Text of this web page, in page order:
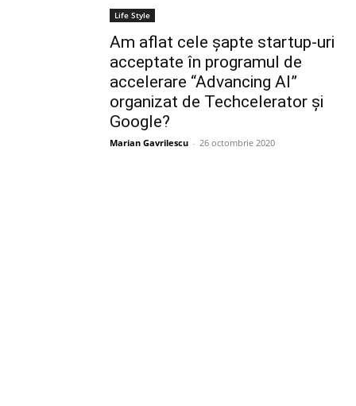
Life Style
Am aflat cele șapte startup-uri
acceptate în programul de
accelerare “Advancing AI”
organizat de Techcelerator și
Google?
Marian Gavrilescu - 26 octombrie 2020